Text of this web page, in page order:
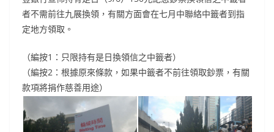
者不需前往九展換領，有關方面會在七月中聯絡中籤者到指
定地方領取。
（編按1：只限持有是日換領信之中籤者）
（編按2：根據原來條款，如果中籤者不前往領取鈔票，有關
款項將捐作慈善用途）